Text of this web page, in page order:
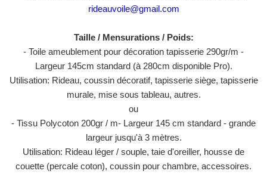
rideauvoile@gmail.com
Taille / Mensurations / Poids:
- Toile ameublement pour décoration tapisserie 290gr/m -
Largeur 145cm standard (à 280cm disponible Pro).
Utilisation: Rideau, coussin décoratif, tapisserie siège, tapisserie
murale, mise sous tableau, autres.
ou
- Tissu Polycoton 200gr / m- Largeur 145 cm standard - grande
largeur jusqu'à 3 mètres.
Utilisation: Rideau léger / souple, taie d'oreiller, housse de
couette (percale coton), coussin pour chambre, accessoires.